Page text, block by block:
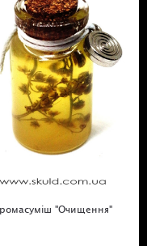
"Очищення"